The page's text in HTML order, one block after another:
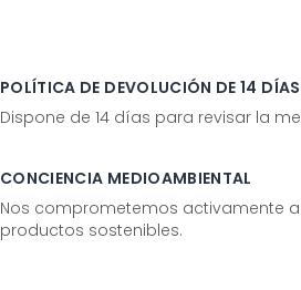
POLÍTICA DE DEVOLUCIÓN DE 14 DÍAS
Dispone de 14 días para revisar la
CONCIENCIA MEDIOAMBIENTAL
Nos comprometemos activamente
productos sostenibles.